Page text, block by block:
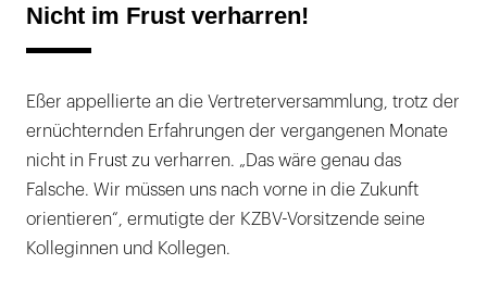
Nicht im Frust verharren!
Eßer appellierte an die Vertreterversammlung, trotz der
ernüchternden Erfahrungen der vergangenen Monate
nicht in Frust zu verharren. „Das wäre genau das
Falsche. Wir müssen uns nach vorne in die Zukunft
orientieren“, ermutigte der KZBV-Vorsitzende seine
Kolleginnen und Kollegen.